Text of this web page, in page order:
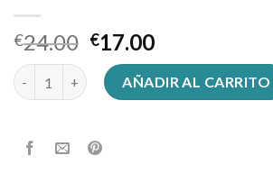
€24.00 €17.00
sombrero de copa cantidadAÑADIR AL CARRITO